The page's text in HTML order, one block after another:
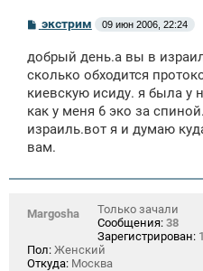
С
о
б
щ
н
и
экстрим 09 июн 2006, 22:24
добрый день.а вы в
сколько обходится
киевскую исиду. я была у
как у меня 6 эко за
израиль.вот я и думаю
вам.
Margosha
Только зачали
Сообщения: 38
Зарегистрирован:
Пол: Женский
Откуда: Москва